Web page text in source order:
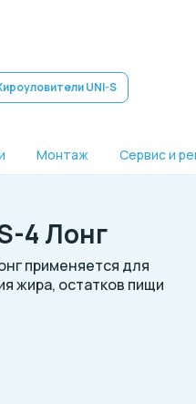
UNI-S
Монтаж Сервис и
4 Лонг
применяется для
жира, остатков пищи